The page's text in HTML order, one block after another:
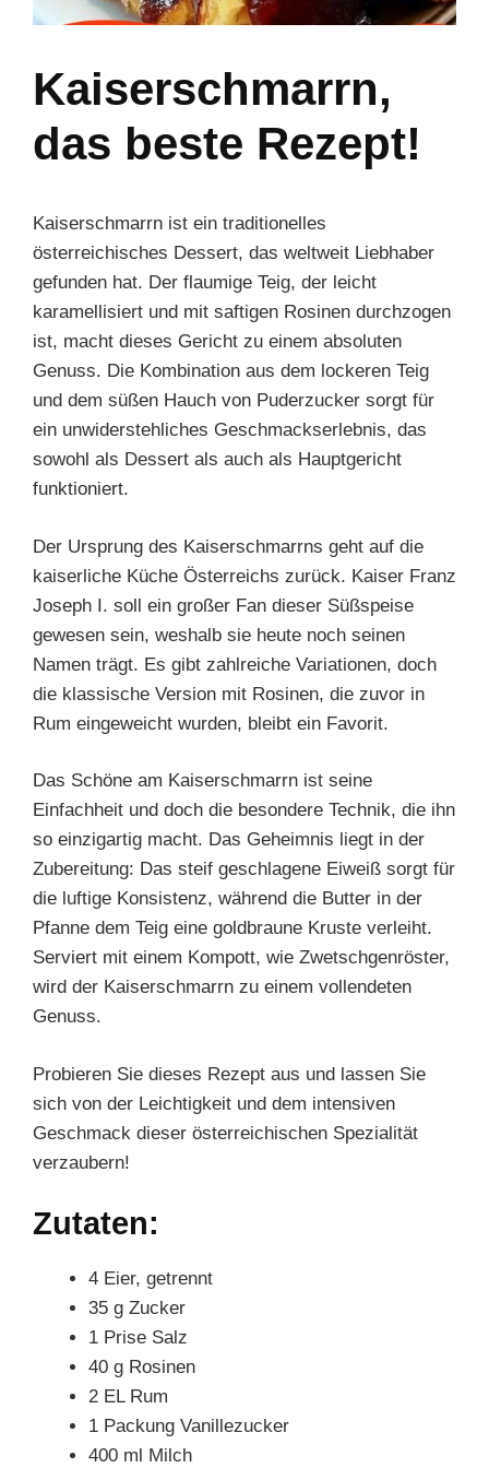
Kaiserschmarrn,
das beste Rezept!
Kaiserschmarrn ist ein traditionelles
österreichisches Dessert, das weltweit Liebhaber
gefunden hat. Der flaumige Teig, der leicht
karamellisiert und mit saftigen Rosinen durchzogen
ist, macht dieses Gericht zu einem absoluten
Genuss. Die Kombination aus dem lockeren Teig
und dem süßen Hauch von Puderzucker sorgt für
ein unwiderstehliches Geschmackserlebnis, das
sowohl als Dessert als auch als Hauptgericht
funktioniert.
Der Ursprung des Kaiserschmarrns geht auf die
kaiserliche Küche Österreichs zurück. Kaiser Franz
Joseph I. soll ein großer Fan dieser Süßspeise
gewesen sein, weshalb sie heute noch seinen
Namen trägt. Es gibt zahlreiche Variationen, doch
die klassische Version mit Rosinen, die zuvor in
Rum eingeweicht wurden, bleibt ein Favorit.
Das Schöne am Kaiserschmarrn ist seine
Einfachheit und doch die besondere Technik, die ihn
so einzigartig macht. Das Geheimnis liegt in der
Zubereitung: Das steif geschlagene Eiweiß sorgt für
die luftige Konsistenz, während die Butter in der
Pfanne dem Teig eine goldbraune Kruste verleiht.
Serviert mit einem Kompott, wie Zwetschgenröster,
wird der Kaiserschmarrn zu einem vollendeten
Genuss.
Probieren Sie dieses Rezept aus und lassen Sie
sich von der Leichtigkeit und dem intensiven
Geschmack dieser österreichischen Spezialität
verzaubern!
Zutaten:
4 Eier, getrennt
35 g Zucker
1 Prise Salz
40 g Rosinen
2 EL Rum
1 Packung Vanillezucker
400 ml Milch